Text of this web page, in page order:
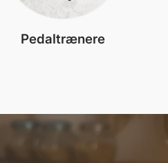
Pedaltrænere